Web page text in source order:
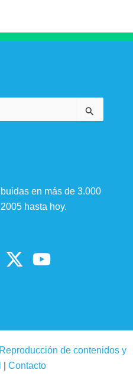
en más de 3.000
hasta hoy.
Reproducción de contenidos y
Contacto